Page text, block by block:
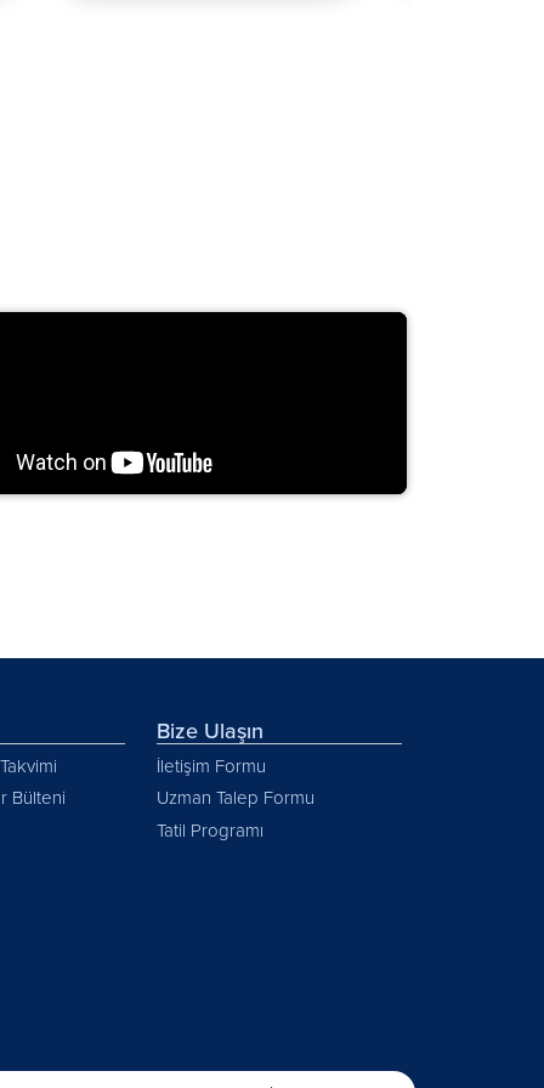
Bülteni
Bize Ulaşın
İletişim Formu
Uzman Talep Formu
Tatil Programı